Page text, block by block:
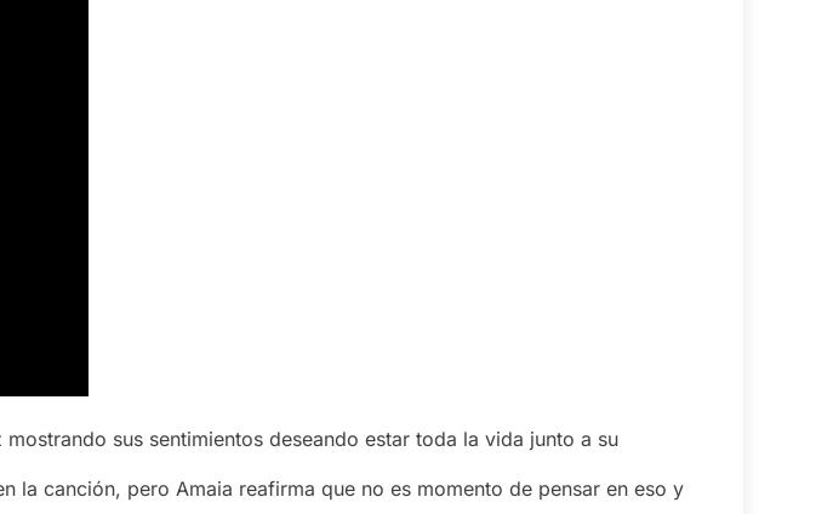
sus sentimientos deseando estar toda la vida junto a su
la canción, pero Amaia reafirma que no es momento de pensar en eso y